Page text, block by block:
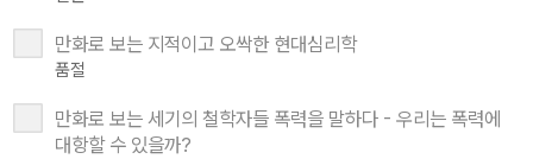
만화로 보는 지적이고 오싹한 현대심리학
품절
만화로 보는 세기의 철학자들 폭력을 말하다 - 우리는 폭력에
대항할 수 있을까?